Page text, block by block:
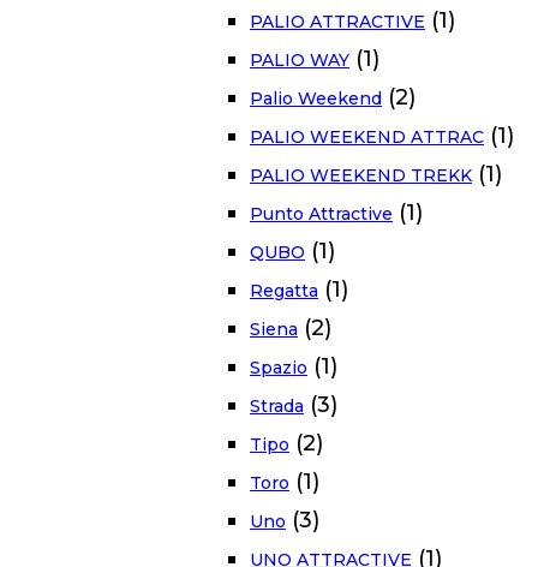
PALIO ATTRACTIVE (1)
PALIO WAY (1)
Palio Weekend (2)
PALIO WEEKEND ATTRAC (1)
PALIO WEEKEND TREKK (1)
Punto Attractive (1)
QUBO (1)
Regatta (1)
Siena (2)
Spazio (1)
Strada (3)
Tipo (2)
Toro (1)
Uno (3)
UNO ATTRACTIVE (1)